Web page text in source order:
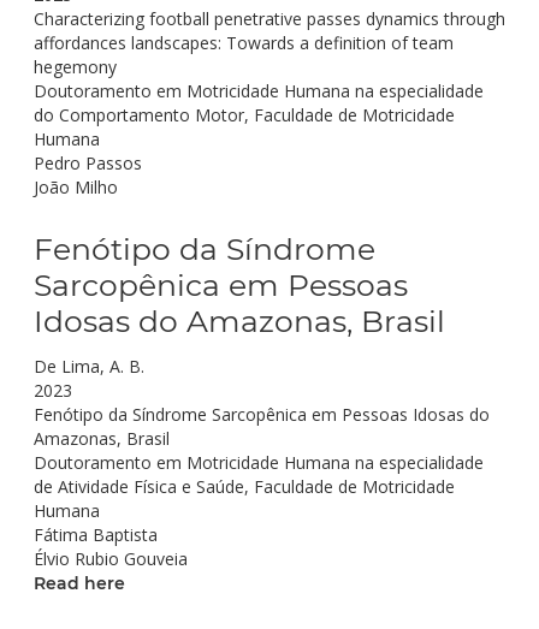
Characterizing football penetrative passes dynamics through
affordances landscapes: Towards a definition of team
hegemony
Doutoramento em Motricidade Humana na especialidade
do Comportamento Motor, Faculdade de Motricidade
Humana
Pedro Passos
João Milho
Fenótipo da Síndrome
Sarcopênica em Pessoas
Idosas do Amazonas, Brasil
De Lima, A. B.
2023
Fenótipo da Síndrome Sarcopênica em Pessoas Idosas do
Amazonas, Brasil
Doutoramento em Motricidade Humana na especialidade
de Atividade Física e Saúde, Faculdade de Motricidade
Humana
Fátima Baptista
Élvio Rubio Gouveia
Read here